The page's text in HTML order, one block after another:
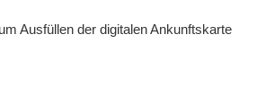
Ausfüllen der digitalen Ankunftskarte